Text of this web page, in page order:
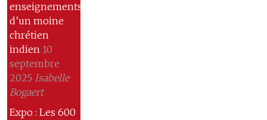
enseignements
d’un moine
chrétien
indien 10
septembre
2025 Isabelle
Bogaert
Expo : Les 600